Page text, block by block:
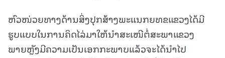
ຫົວໜ່ວຍທາງດ້ານສິ່ງປຸກສ້າງພະແນກຍທຂແຂວງໄດ້ມີ
ຮູບແບບໃນການຄິດໄລ່ມາໃຫ້ນຳສະເໜີຕໍ່ສະພາແຂວງ
ພາຍຫຼັງມີຄວາມເປັນເອກກະພາບແລ້ວຈະໄດ້ນຳໄປ